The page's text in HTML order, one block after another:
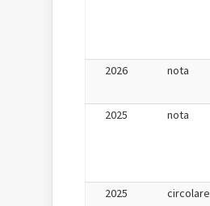
2026 nota
2025 nota
2025 circolare